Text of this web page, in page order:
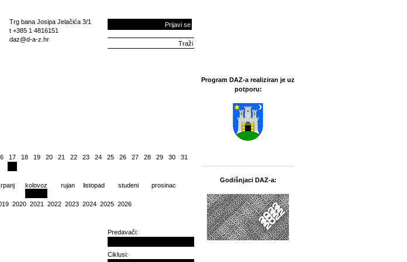
Trg bana Josipa Jelačića 3/1
t +385 1 4816151
daz@d-a-z.hr
Prijavi se
17 18 19 20 21 22 23 24 25 26 27 28 29 30 31
kolovoz rujan listopad studeni prosinac
2020 2021 2022 2023 2024 2025 2026
Predavači:
Ciklusi:
Program DAZ-a realiziran je uz
potporu:
Godišnjaci DAZ-a: